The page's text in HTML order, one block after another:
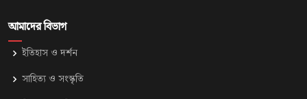
আমাদের বিভাগ
ইতিহাস ও দর্শন
সাহিত্য ও সংস্কৃতি